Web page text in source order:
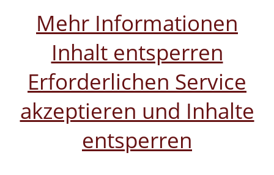
Mehr Informationen
Inhalt entsperren
Erforderlichen Service
akzeptieren und Inhalte
entsperren